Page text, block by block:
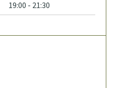
19:00 - 21:30